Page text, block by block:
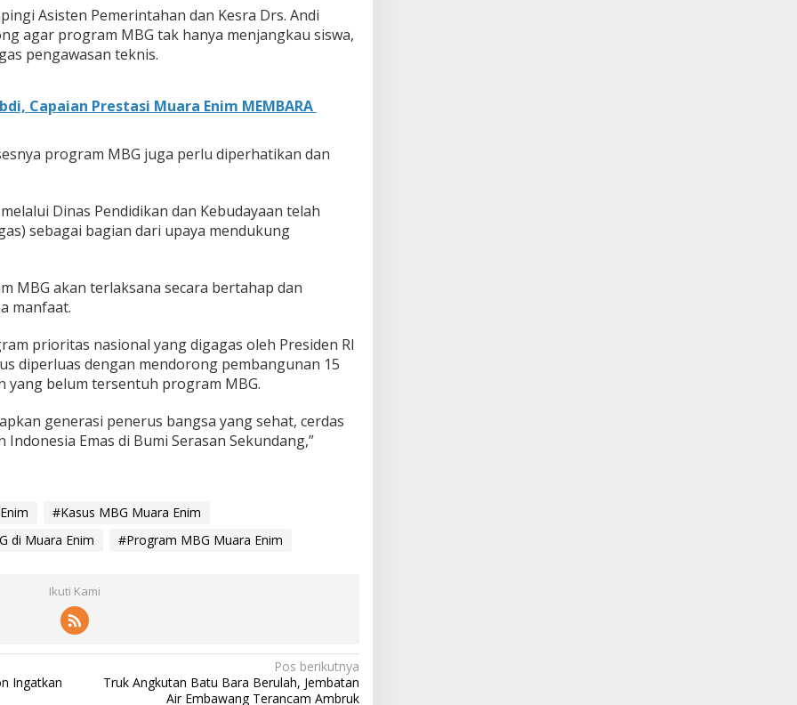
Asisten Pemerintahan dan Kesra Drs. Andi
agar program MBG tak hanya menjangkau siswa,
pengawasan teknis.
Capaian Prestasi Muara Enim MEMBARA
program MBG juga perlu diperhatikan dan
Dinas Pendidikan dan Kebudayaan telah
sebagai bagian dari upaya mendukung
MBG akan terlaksana secara bertahap dan
manfaat.
prioritas nasional yang digagas oleh Presiden RI
diperluas dengan mendorong pembangunan 15
yang belum tersentuh program MBG.
generasi penerus bangsa yang sehat, cerdas
Emas di Bumi Serasan Sekundang,”
#Kasus MBG Muara Enim
di Muara Enim #Program MBG Muara Enim
Ikuti Kami
Ingatkan
Pos berikutnya
Truk Angkutan Batu Bara Berulah, Jembatan
Air Embawang Terancam Ambruk